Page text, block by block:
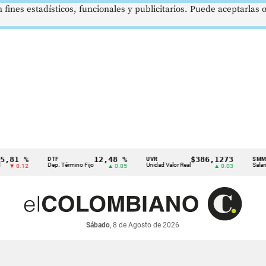
DTF
Dep. Término Fijo
12,48 %
▲ 0.05
UVR
Unidad Valor Real
$386,1273
▲ 0.03
SMMLV
Salario
Sábado, 8 de Agosto de 2026
estadísticos, funcionales y publicitarios. Puede aceptarlas